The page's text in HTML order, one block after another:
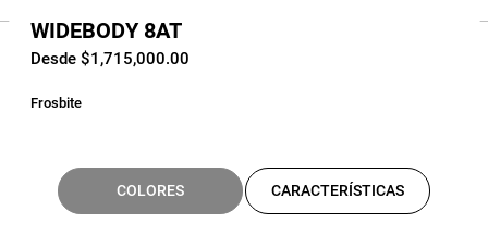
WIDEBODY 8AT
Desde $1,715,000.00
Frosbite
COLORES CARACTERÍSTICAS